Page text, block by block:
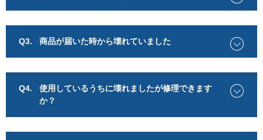
Q3. 商品が届いた時から壊れていました
Q4.
使用しているうちに壊れましたが修理できます
か？